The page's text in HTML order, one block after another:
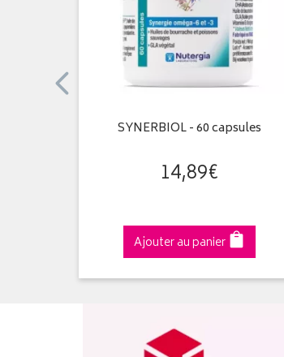
SYNERBIOL - 60 capsules
14,89€
Ajouter au panier